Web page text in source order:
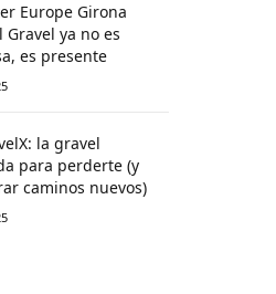
Europe Girona
Gravel ya no es
es presente
la gravel
para perderte (y
caminos nuevos)